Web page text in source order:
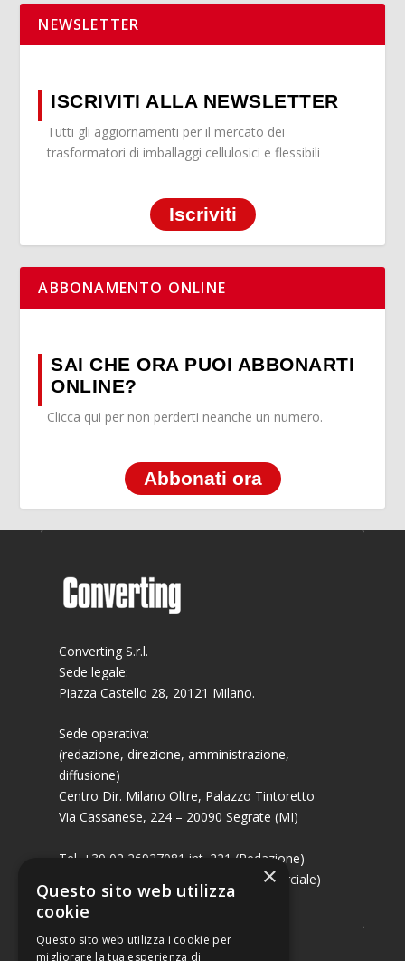
NEWSLETTER
ISCRIVITI ALLA NEWSLETTER
Tutti gli aggiornamenti per il mercato dei
trasformatori di imballaggi cellulosici e flessibili
Iscriviti
ABBONAMENTO ONLINE
SAI CHE ORA PUOI ABBONARTI
ONLINE?
Clicca qui per non perderti neanche un numero.
Abbonati ora
Converting S.r.l.
Sede legale:
Piazza Castello 28, 20121 Milano.
Sede operativa:
(redazione, direzione, amministrazione,
diffusione)
Centro Dir. Milano Oltre, Palazzo Tintoretto
Via Cassanese, 224 – 20090 Segrate (MI)
Tel. +39 02 26927081 int. 221 (Redazione)
Tel. +39 02 26927081 int. 224 (Commerciale)
Fax +39 02 26951006
×
Questo sito web utilizza
cookie
Questo sito web utilizza i cookie per
migliorare la tua esperienza di